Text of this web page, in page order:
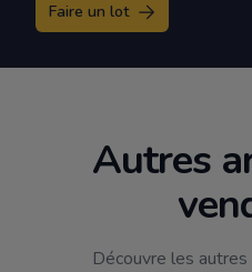
Faire un lot
Autres
Découvre les